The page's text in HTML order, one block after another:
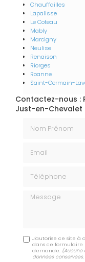
Chauffailles
Lapalisse
Le Coteau
Mably
Marcigny
Neulise
Renaison
Riorges
Roanne
Saint-Germain-
Contactez-nous :
Just-en-Chevalet
Message
J'autorise ce site à
dans ce
demande. (Aucune
données